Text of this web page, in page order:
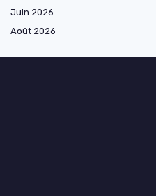
Juin 2026
Août 2026